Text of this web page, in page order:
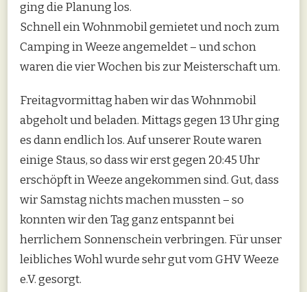
ging die Planung los.
Schnell ein Wohnmobil gemietet und noch zum
Camping in Weeze angemeldet – und schon
waren die vier Wochen bis zur Meisterschaft um.
Freitagvormittag haben wir das Wohnmobil
abgeholt und beladen. Mittags gegen 13 Uhr ging
es dann endlich los. Auf unserer Route waren
einige Staus, so dass wir erst gegen 20:45 Uhr
erschöpft in Weeze angekommen sind. Gut, dass
wir Samstag nichts machen mussten – so
konnten wir den Tag ganz entspannt bei
herrlichem Sonnenschein verbringen. Für unser
leibliches Wohl wurde sehr gut vom GHV Weeze
e.V. gesorgt.